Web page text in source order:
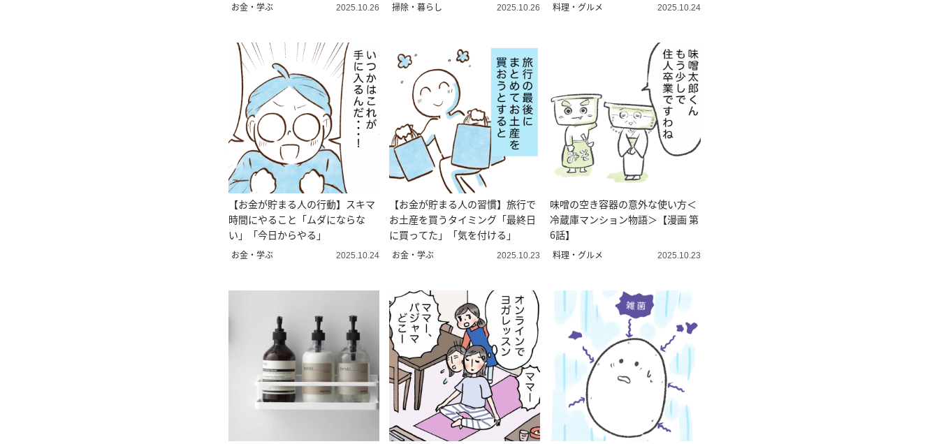
お金・学ぶ 2025.10.26 掃除・暮らし 2025.10.26 料理・グルメ 2025.10.24
【お金が貯まる人の行動】スキマ
時間にやること「ムダにならな
い」「今日からやる」
お金・学ぶ 2025.10.24
【お金が貯まる人の習慣】旅行で
お土産を買うタイミング「最終日
に買ってた」「気を付ける」
お金・学ぶ 2025.10.23
味噌の空き容器の意外な使い方＜
冷蔵庫マンション物語＞【漫画 第
6話】
料理・グルメ 2025.10.23